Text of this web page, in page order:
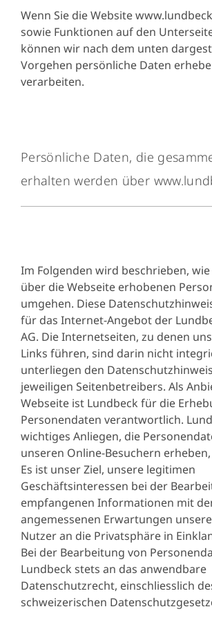
Wenn Sie die Website
sowie Funktionen auf den
können wir nach dem unten
Vorgehen persönliche Daten
verarbeiten.
Persönliche Daten, die
erhalten werden über
Personen
falls relevant
Über
Lundbeck.com
Abonnenten
vonInvestoren-
benachrichtigungen
E-Mail Adresse
Alarmtyp (Ihre
Einstellungen)
Ob die
Direktmarketing
Verarbeitung
Daten gegeben
Wenn Nutzer von
Lundbeck.com unser
"Kontaktformular"
Meldung von
Im Folgenden wird beschrieben,
über die Webseite erhobenen
umgehen. Diese
für das Internet-Angebot der
AG. Die Internetseiten, zu denen
Links führen, sind darin nicht
unterliegen den
jeweiligen Seitenbetreibers. Als
Webseite ist Lundbeck für die
Personendaten verantwortlich.
wichtiges Anliegen, die
unseren Online-Besuchern
Es ist unser Ziel, unsere legitimen
Geschäftsinteressen bei der
empfangenen Informationen mit
angemessenen Erwartungen
Nutzer an die Privatsphäre in
Bei der Bearbeitung von
Lundbeck stets an das anwendbare
Datenschutzrecht, einschliesslich
schweizerischen